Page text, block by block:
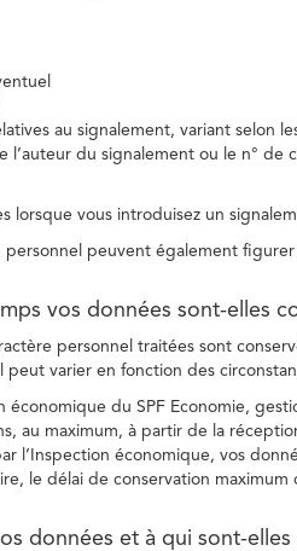
au signalement, variant selon
l’auteur du signalement ou le n° de
lorsque vous introduisez un
personnel peuvent également
vos données sont-elles
personnel traitées sont
peut varier en fonction des
économique du SPF Economie,
au maximum, à partir de la
l’Inspection économique, vos
le délai de conservation
données et à qui sont-